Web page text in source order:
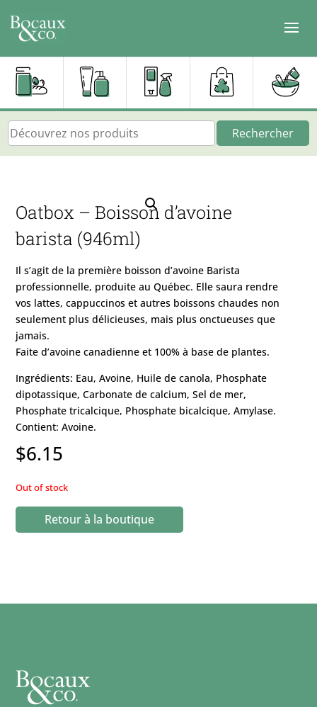
Rechercher
Oatbox – Boisson d’avoine
barista (946ml)
Il s’agit de la première boisson d’avoine Barista
professionnelle, produite au Québec. Elle saura rendre
vos lattes, cappuccinos et autres boissons chaudes non
seulement plus délicieuses, mais plus onctueuses que
jamais.
Faite d’avoine canadienne et 100% à base de plantes.
Ingrédients: Eau, Avoine, Huile de canola, Phosphate
dipotassique, Carbonate de calcium, Sel de mer,
Phosphate tricalcique, Phosphate bicalcique, Amylase.
Contient: Avoine.
$6.15
Out of stock
Retour à la boutique